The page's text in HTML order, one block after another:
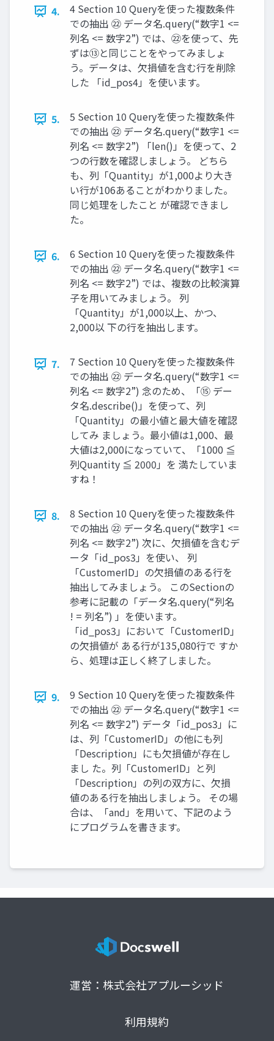
4.
4 Section 10 Queryを使った複数条件
での抽出 ㉒ データ名.query(“数字1 <=
列名 <= 数字2”) では、㉒を使って、先
ずは⑬と同じことをやってみましょ
う。データは、欠損値を含む行を削除
した 「id_pos4」を使います。
5.
5 Section 10 Queryを使った複数条件
での抽出 ㉒ データ名.query(“数字1 <=
列名 <= 数字2”) 「len()」を使って、2
つの行数を確認しましょう。 どちら
も、列「Quantity」が1,000より大き
い行が106あることがわかりました。
同じ処理をしたこと が確認できまし
た。
6.
6 Section 10 Queryを使った複数条件
での抽出 ㉒ データ名.query(“数字1 <=
列名 <= 数字2”) では、複数の比較演算
子を用いてみましょう。 列
「Quantity」が1,000以上、かつ、
2,000以 下の行を抽出します。
7.
7 Section 10 Queryを使った複数条件
での抽出 ㉒ データ名.query(“数字1 <=
列名 <= 数字2”) 念のため、「⑮ デー
タ名.describe()」を使って、列
「Quantity」の最小値と最大値を確認
してみ ましょう。最小値は1,000、最
大値は2,000になっていて、「1000 ≦
列Quantity ≦ 2000」を 満たしていま
すね！
8.
8 Section 10 Queryを使った複数条件
での抽出 ㉒ データ名.query(“数字1 <=
列名 <= 数字2”) 次に、欠損値を含むデ
ータ「id_pos3」を使い、 列
「CustomerID」の欠損値のある行を
抽出してみましょう。 このSectionの
参考に記載の「データ名.query(“列名
! = 列名”) 」を使います。
「id_pos3」において「CustomerID」
の欠損値が ある行が135,080行で すか
ら、処理は正しく終了しました。
9.
9 Section 10 Queryを使った複数条件
での抽出 ㉒ データ名.query(“数字1 <=
列名 <= 数字2”) データ「id_pos3」に
は、列「CustomerID」の他にも列
「Description」にも欠損値が存在し
まし た。列「CustomerID」と列
「Description」の列の双方に、欠損
値のある行を抽出しましょう。 その場
合は、「and」を用いて、下記のよう
にプログラムを書きます。
運営：株式会社アプルーシッド
利用規約